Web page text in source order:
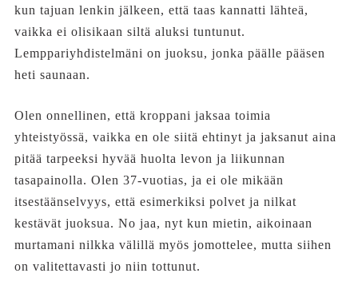
kun tajuan lenkin jälkeen, että taas kannatti lähteä,
vaikka ei olisikaan siltä aluksi tuntunut.
Lemppariyhdistelmäni on juoksu, jonka päälle pääsen
heti saunaan.
Olen onnellinen, että kroppani jaksaa toimia
yhteistyössä, vaikka en ole siitä ehtinyt ja jaksanut aina
pitää tarpeeksi hyvää huolta levon ja liikunnan
tasapainolla. Olen 37-vuotias, ja ei ole mikään
itsestäänselvyys, että esimerkiksi polvet ja nilkat
kestävät juoksua. No jaa, nyt kun mietin, aikoinaan
murtamani nilkka välillä myös jomottelee, mutta siihen
on valitettavasti jo niin tottunut.